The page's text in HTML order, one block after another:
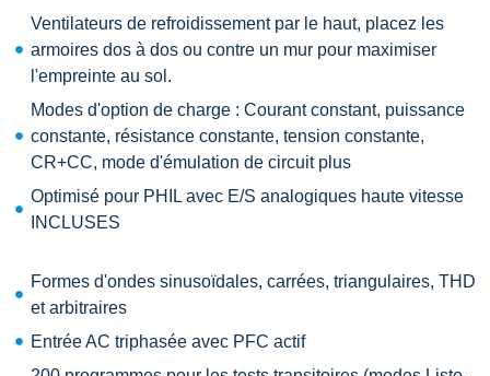
Ventilateurs de refroidissement par le haut, placez les
armoires dos à dos ou contre un mur pour maximiser
l'empreinte au sol.
Modes d'option de charge : Courant constant, puissance
constante, résistance constante, tension constante,
CR+CC, mode d'émulation de circuit plus
Optimisé pour PHIL avec E/S analogiques haute vitesse
INCLUSES
Formes d'ondes sinusoïdales, carrées, triangulaires, THD
et arbitraires
Entrée AC triphasée avec PFC actif